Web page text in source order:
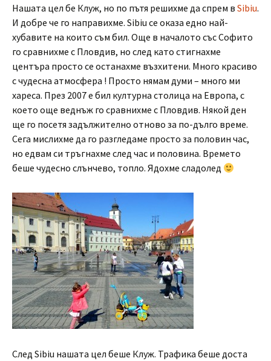
Нашата цел бе Клуж, но по пътя решихме да спрем в Sibiu.
И добре че го направихме. Sibiu се оказа едно най-
хубавите на които съм бил. Още в началото със Софито
го сравнихме с Пловдив, но след като стигнахме
центъра просто се останахме възхитени. Много красиво
с чудесна атмосфера ! Просто нямам думи – много ми
хареса. През 2007 е бил културна столица на Европа, с
което още веднъж го сравнихме с Пловдив. Някой ден
ще го посетя задължително отново за по-дълго време.
Сега мислихме да го разгледаме просто за половин час,
но едвам си тръгнахме след час и половина. Времето
беше чудесно слънчево, топло. Ядохме сладолед
След Sibiu нашата цел беше Клуж. Трафика беше доста